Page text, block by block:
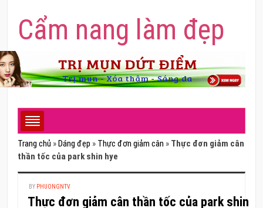
Cẩm nang làm đẹp
Trang chủ » Dáng đẹp » Thực đơn giảm cân » Thực đơn giảm cân
thần tốc của park shin hye
BY PHUONGNTV
Thực đơn giảm cân thần tốc của park shin